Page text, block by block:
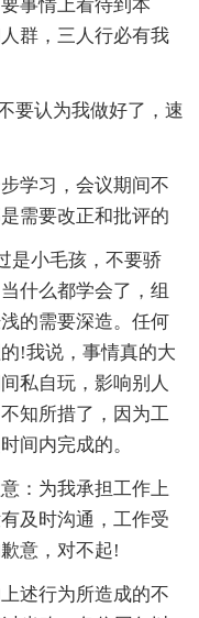
事情上看待到本
群，三人行必有我
要认为我做好了，速
学习，会议期间不
需要改正和批评的
是小毛孩，不要骄
什么都学会了，组
的需要深造。任何
!我说，事情真的大
私自玩，影响别人
知所措了，因为工
间内完成的。
：为我承担工作上
及时沟通，工作受
意，对不起!
述行为所造成的不